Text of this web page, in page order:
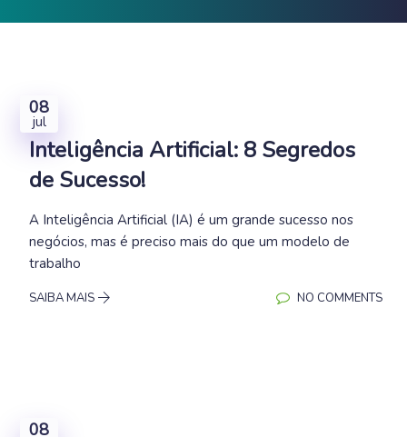
08
jul
Inteligência Artificial: 8 Segredos
de Sucesso!
A Inteligência Artificial (IA) é um grande sucesso nos
negócios, mas é preciso mais do que um modelo de
trabalho
SAIBA MAIS NO COMMENTS
08